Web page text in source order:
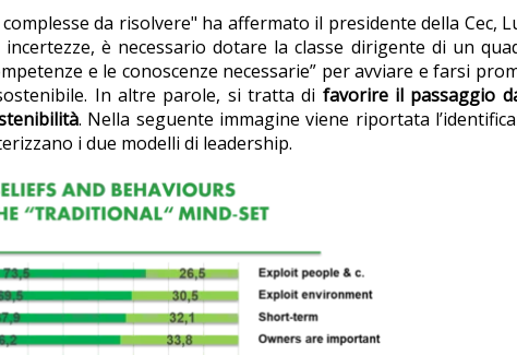
da risolvere" ha affermato il presidente della Cec,
è necessario dotare la classe dirigente di un
e le conoscenze necessarie” per avviare e farsi
In altre parole, si tratta di favorire il passaggio
. Nella seguente immagine viene riportata
i due modelli di leadership.